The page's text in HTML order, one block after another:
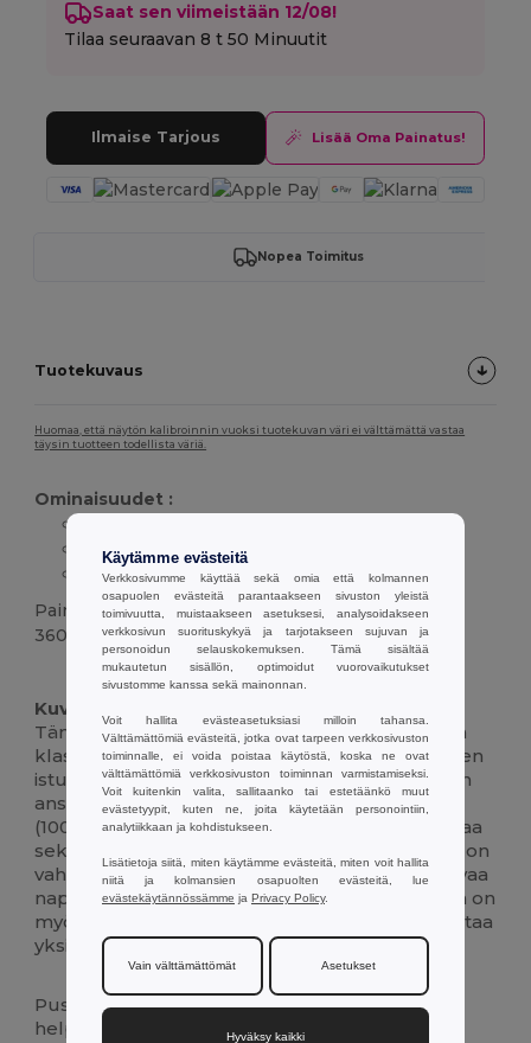
Saat sen viimeistään 12/08!
Tilaa seuraavan8 t 50 Minuutit
Ilmaise Tarjous Lisää Oma Painatus!
Nopea Toimitus
Tuotekuvaus
Huomaa, että näytön kalibroinnin vuoksi tuotekuvan väri ei välttämättä vastaa
täysin tuotteen todellista väriä.
Ominaisuudet :
Yksittäinen istuvuus ja uurrettu kaulus
Vahvistettu kaulus ja yhteensopivat napit
Paino
360 g.
Mukautettavissa Korkeat varastot
Kuvaus :
Tämä miesten pitkähihainen poolopaita tarjoaa
klassisen ja hienostuneen ulkonäön säännöllisen
istuvuuden sekä kylkikauluksen ja hihansuiden
ansiosta. Laadukkaasta piqué-kuitupuuvillasta
(100 % karstattu puuvilla) valmistettu paita takaa
sekä mukavuuden että kestävyyden. Paidassa on
vahvistettu kaulus, jossa on kolme yhteensopivaa
nappia ja sisäsaumaan ommeltu lisänappi. Siinä on
myös irrotettava näkyvä etiketti, joka mahdollistaa
yksilöllisen kosketuksen.
Puseron helmassa on sivuhuokoset, jotka
helpottavat liikkumista ja mahdollistavat
Käytämme evästeitä
Verkkosivumme käyttää sekä omia että kolmannen
osapuolen evästeitä parantaakseen sivuston yleistä
toimivuutta, muistaakseen asetuksesi, analysoidakseen
verkkosivun suorituskykyä ja tarjotakseen sujuvan ja
personoidun selauskokemuksen. Tämä sisältää
mukautetun sisällön, optimoidut vuorovaikutukset
sivustomme kanssa sekä mainonnan.
Voit hallita evästeasetuksiasi milloin tahansa.
Välttämättömiä evästeitä, jotka ovat tarpeen verkkosivuston
toiminnalle, ei voida poistaa käytöstä, koska ne ovat
välttämättömiä verkkosivuston toiminnan varmistamiseksi.
Voit kuitenkin valita, sallitaanko tai estetäänkö muut
evästetyypit, kuten ne, joita käytetään personointiin,
analytiikkaan ja kohdistukseen.
Lisätietoja siitä, miten käytämme evästeitä, miten voit hallita
niitä ja kolmansien osapuolten evästeitä, lue
evästekäytännössämme ja Privacy Policy.
Vain välttämättömät Asetukset
Hyväksy kaikki